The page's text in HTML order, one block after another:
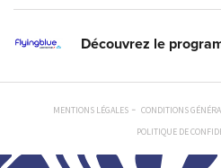
Découvrez le
MENTIONS LÉGALES
CONDITIONS
POLITIQUE DE